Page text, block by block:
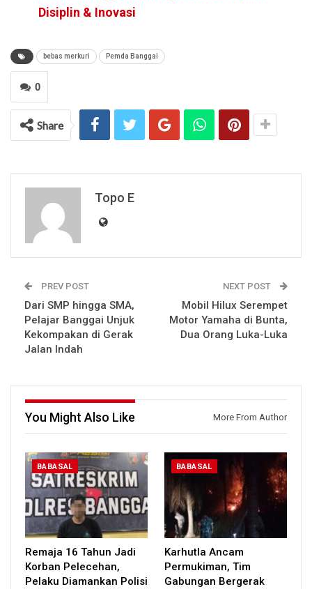
Disiplin & Inovasi
bebas merkuri Pemda Banggai
0
Share
Topo E
PREV POST
Dari SMP hingga SMA,
Pelajar Banggai Unjuk
Kekompakan di Gerak
Jalan Indah
NEXT POST
Mobil Hilux Serempet
Motor Yamaha di Bunta,
Dua Orang Luka-Luka
You Might Also Like More From Author
BABASAL
Remaja 16 Tahun Jadi
Korban Pelecehan,
Pelaku Diamankan Polisi
BABASAL
Karhutla Ancam
Permukiman, Tim
Gabungan Bergerak